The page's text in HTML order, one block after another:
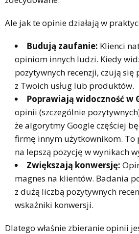
Ale jak te opinie działają w
Budują zaufanie: Klienci
opiniom innych ludzi. Kiedy
pozytywnych recenzji, czują się
z Twoich usług lub produktów.
Poprawiają widoczność w
opinii (szczególnie
że algorytmy Google częściej
firmę innym użytkownikom. To
na lepszą pozycję w wynikach
Zwiększają konwersję:
magnes na klientów. Badania
z dużą liczbą pozytywnych
wskaźniki konwersji.
Dlatego właśnie zbieranie opinii